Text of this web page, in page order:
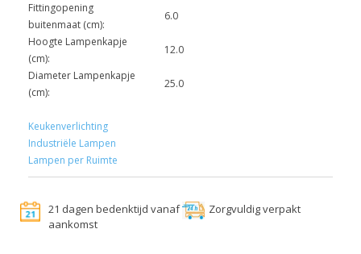
Fittingopening
buitenmaat (cm):
6.0
Hoogte Lampenkapje
(cm):
12.0
Diameter Lampenkapje
(cm):
25.0
Keukenverlichting
Industriële Lampen
Lampen per Ruimte
21 dagen bedenktijd vanaf
aankomst
Zorgvuldig verpakt